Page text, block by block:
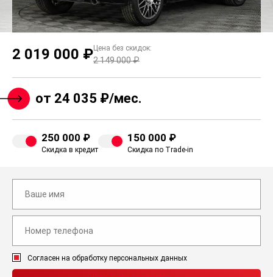
2 019 000 ₽Цена без скидок:
2 149 000 ₽
от 24 035 ₽/мес.
250 000 ₽
Скидка в кредит
150 000 ₽
Скидка по Trade-in
Согласен на обработку персональных данных